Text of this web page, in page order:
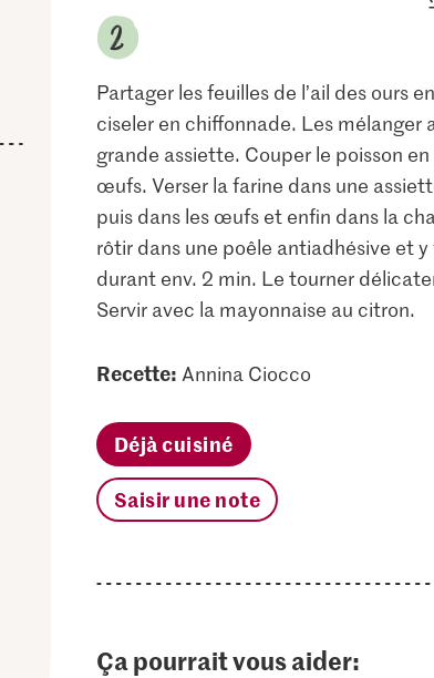
Partager les feuilles de l’ail des ours
ciseler en chiffonnade. Les mélanger
grande assiette. Couper le poisson
œufs. Verser la farine dans une
puis dans les œufs et enfin dans la
rôtir dans une poêle antiadhésive et
durant env. 2 min. Le tourner
Servir avec la mayonnaise au citron.
Recette: Annina Ciocco
Déjà cuisiné
Saisir une note
Ça pourrait vous aider: